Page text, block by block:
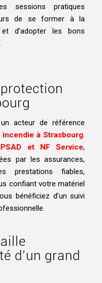
sessions pratiques
de se former à la
d’adopter les bons
acteur de référence
à Strasbourg.
et NF Service,
par les assurances,
prestations fiables,
confiant votre matériel
bénéficiez d’un suivi
d’un grand